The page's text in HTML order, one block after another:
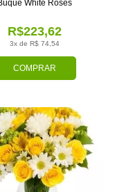
COMPRAR
3x de R$ 74,54
R$223,62
White Roses